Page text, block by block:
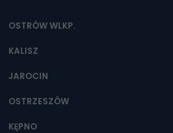
OSTRÓW WLKP.
KALISZ
JAROCIN
OSTRZESZÓW
KĘPNO